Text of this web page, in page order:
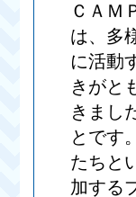
ＣＡＭ
は、多
に活動
きがと
きまし
とです
たちと
加する